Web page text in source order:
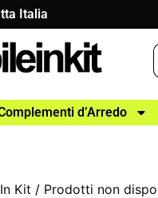
Italia
d’Arredo
Kit / Prodotti non